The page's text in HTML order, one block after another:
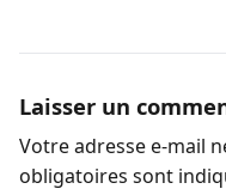
Laisser un
Votre adresse e-mail
obligatoires sont